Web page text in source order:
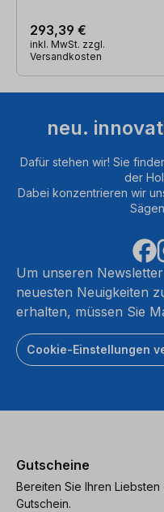
293,39 €
inkl. MwSt. zzgl.
Versandkosten
neu.
Dafür stehen wir! Sie
der
Dabei konzentrieren wir
Um unseren
neuesten Neuigkeiten
erhalten, müssen Sie
Cookie-Einstellungen
Gutscheine
Bereiten Sie Ihren
Gutschein.